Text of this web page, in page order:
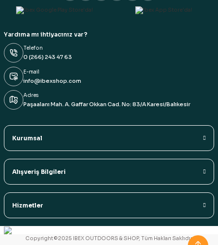
Yardıma mı ihtiyacınız var?
Telefon
0 (266) 243 47 63
E-mail
info@ibexshop.com
Adres
Paşaalanı Mah. A. Gaffar Okkan Cad. No: 83/A Karesi/Balıkesir
Kurumsal
Alışveriş Bilgileri
Hizmetler
Copyright ©2025 IBEX OUTDOORS & SHOP, Tüm Hakları Saklıdır.